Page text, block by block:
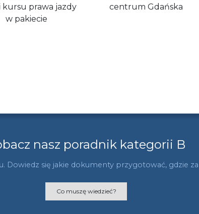
kursu prawa jazdy
w pakiecie
centrum Gdańska
nasz poradnik kategorii B
Dowiedz się jakie dokumenty przygotować, gdzie
Co muszę wiedzieć?